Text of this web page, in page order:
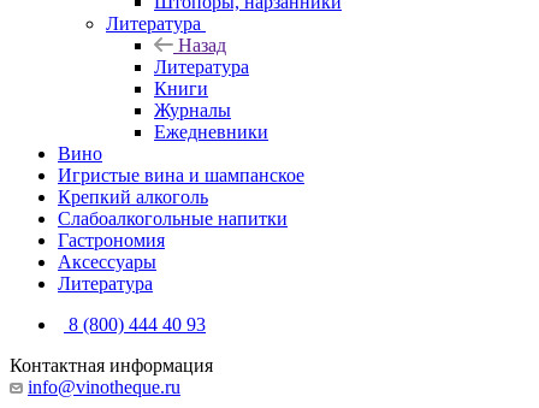
Литература
Назад
Литература
Книги
Журналы
Ежедневники
Вино
Игристые вина и шампанское
Крепкий алкоголь
Слабоалкогольные напитки
Гастрономия
Аксессуары
Литература
8 (800) 444 40 93
Контактная информация
info@vinotheque.ru